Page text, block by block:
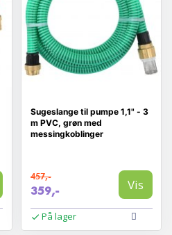
Sugeslange til pumpe 1,1" - 3
m PVC, grøn med
messingkoblinger
457,-
359,- Vis
På lager